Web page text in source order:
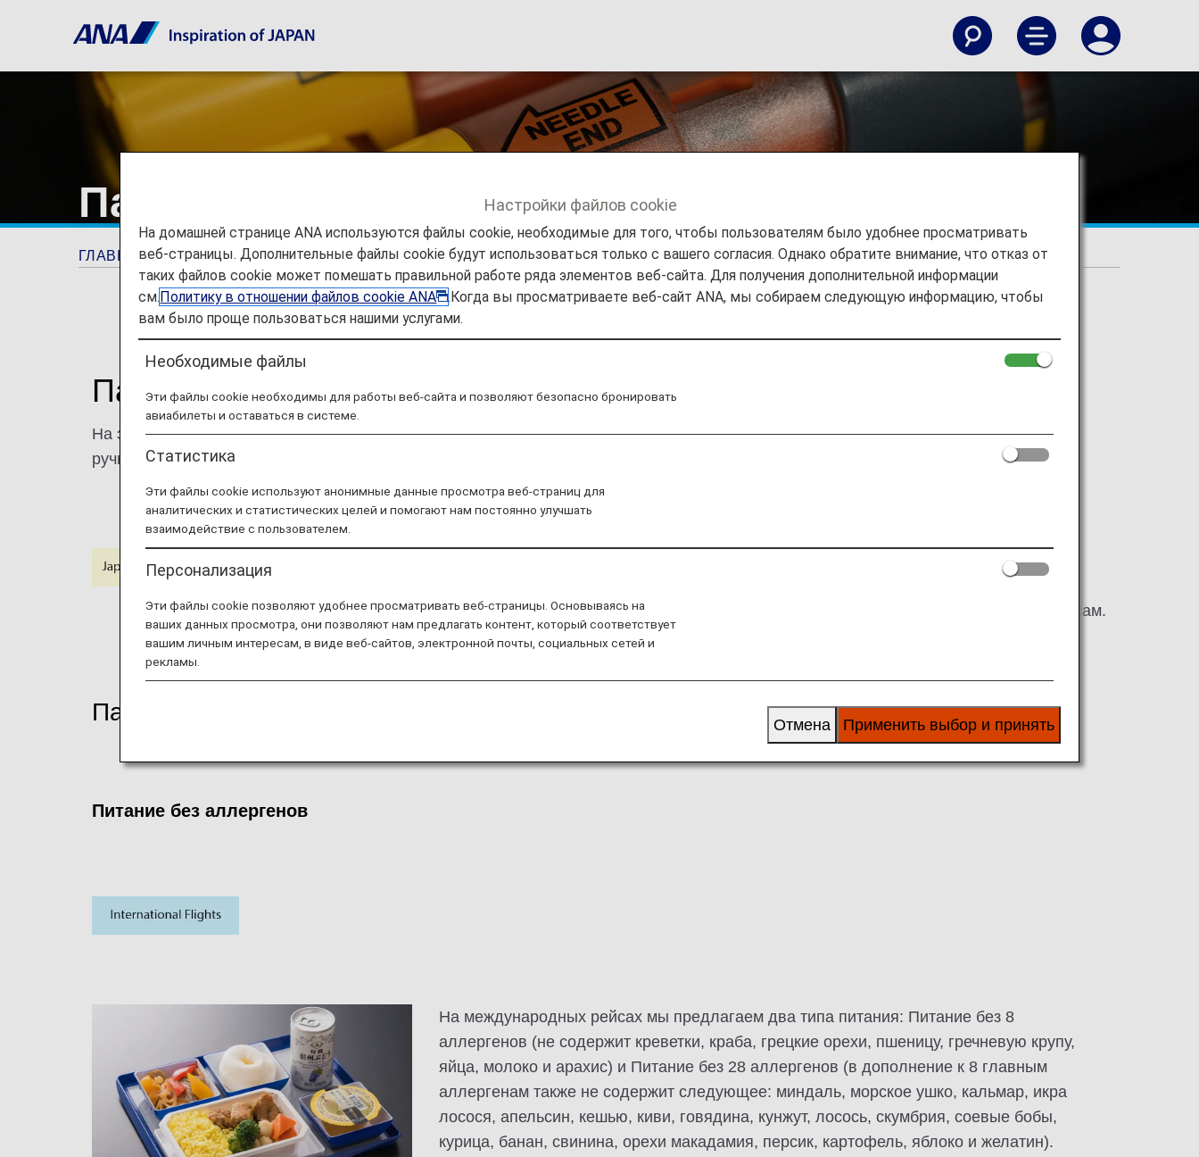
Пассажиры с аллергией
ГЛАВНАЯ СТРАНИЦА Информация о путешествии СПЕЦИАЛЬНАЯ ПОМОЩЬ Пассажиры с аллергией
Пассажиры с аллергией
На этой странице представлена информация о бортовом питании без аллергенов на международных рейсах, а также о шприцах-
ручках и т.д.
Значки, обозначающие внутренние рейсы по Японии или международные рейсы,
значком, относятся как к внутренним рейсам по Японии, так и к международным рейсам.
Пассажиры с аллергией
Питание без аллергенов
На международных рейсах мы предлагаем два типа питания: Питание без 8
аллергенов (не содержит креветки, краба, грецкие орехи, пшеницу, гречневую крупу,
яйца, молоко и арахис) и Питание без 28 аллергенов (в дополнение к 8 главным
аллергенам также не содержит следующее: миндаль, морское ушко, кальмар, икра
лосося, апельсин, кешью, киви, говядина, кунжут, лосось, скумбрия, соевые бобы,
курица, банан, свинина, орехи макадамия, персик, картофель, яблоко и желатин).
Настройки файлов cookie
На домашней странице ANA используются файлы cookie, необходимые для того, чтобы пользователям было удобнее просматривать
веб-страницы. Дополнительные файлы cookie будут использоваться только с вашего согласия. Однако обратите внимание, что отказ от
таких файлов cookie может помешать правильной работе ряда элементов веб-сайта. Для получения дополнительной информации
см.Политику в отношении файлов cookie ANA
.Когда вы просматриваете веб-сайт ANA, мы собираем следующую информацию, чтобы
вам было проще пользоваться нашими услугами.
Необходимые файлы
Эти файлы cookie необходимы для работы веб-сайта и позволяют безопасно бронировать
авиабилеты и оставаться в системе.
Статистика
Эти файлы cookie используют анонимные данные просмотра веб-страниц для
аналитических и статистических целей и помогают нам постоянно улучшать
взаимодействие с пользователем.
Персонализация
Эти файлы cookie позволяют удобнее просматривать веб-страницы. Основываясь на
ваших данных просмотра, они позволяют нам предлагать контент, который соответствует
вашим личным интересам, в виде веб-сайтов, электронной почты, социальных сетей и
рекламы.
Применить выбор и принять
Отмена